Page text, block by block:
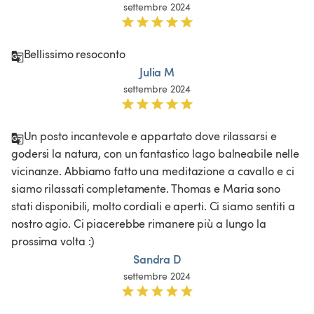
settembre 2024
Bellissimo resoconto
Julia M
settembre 2024
Un posto incantevole e appartato dove rilassarsi e
godersi la natura, con un fantastico lago balneabile nelle
vicinanze. Abbiamo fatto una meditazione a cavallo e ci
siamo rilassati completamente. Thomas e Maria sono
stati disponibili, molto cordiali e aperti. Ci siamo sentiti a
nostro agio. Ci piacerebbe rimanere più a lungo la
prossima volta :)
Sandra D
settembre 2024